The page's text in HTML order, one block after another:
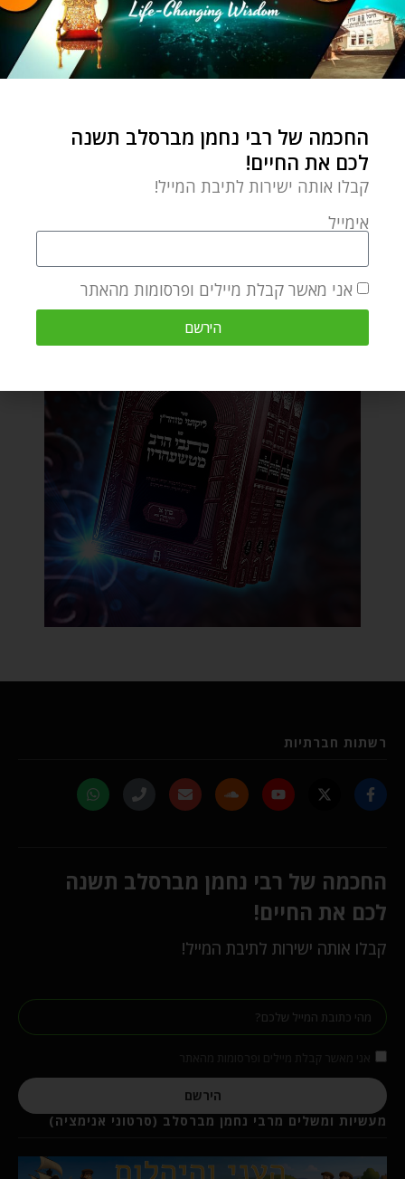
רשתות חברתיות
החכמה של רבי נחמן מברסלב תשנה
לכם את החיים!
קבלו אותה ישירות לתיבת המייל!
הירשם
מעשיות ומשלים מרבי נחמן מברסלב (סרטוני אנימציה)
החכמה של רבי נחמן מברסלב תשנה
לכם את החיים!
קבלו אותה ישירות לתיבת המייל!
אימייל
אני מאשר קבלת מיילים ופרסומות מהאתר
הירשם